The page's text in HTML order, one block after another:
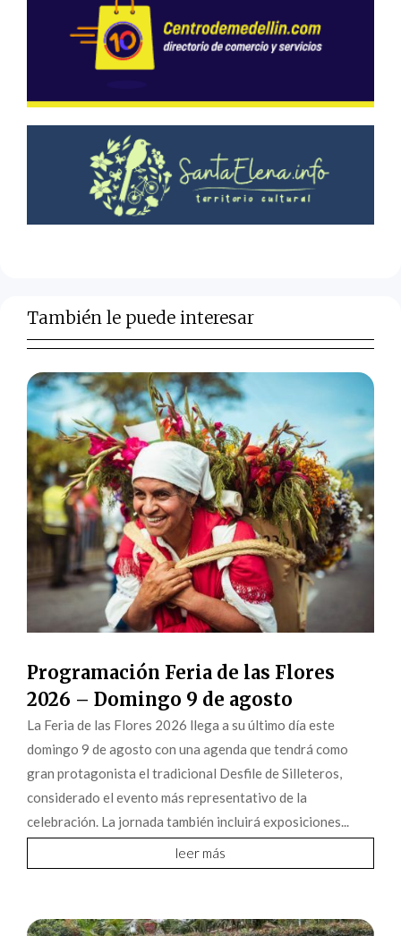
También le puede interesar
Programación Feria de las Flores
2026 – Domingo 9 de agosto
La Feria de las Flores 2026 llega a su último día este
domingo 9 de agosto con una agenda que tendrá como
gran protagonista el tradicional Desfile de Silleteros,
considerado el evento más representativo de la
celebración. La jornada también incluirá exposiciones...
leer más